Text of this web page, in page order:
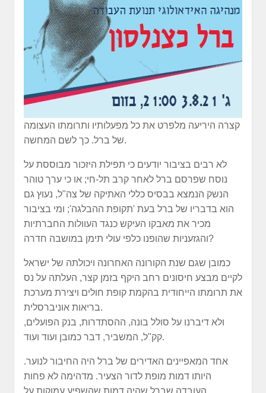
קצרה היריעה מלפרט את כל מפעלותיו ותרומתו העצומה
של ברל. כך לשם המחשה.
לא רבים בציבור יודעים כי תפילת היזכור מבוססת על
נוסח שפרסם ברל לאחר קרב תל-חי; או כי ערך טוהר
הנשק הנמצא בבסיס כללי האתיקה של צה"ל, נעוץ גם
הוא בדבריו של ברל בעת 'תקופת ההבלגה'; ומי בציבור
מכיר את מאבקו העיקש כנגד העוולות החברתיות
והגזעניות שהופנו כלפי עולי תימן במושבה חדרה?
כמובן שגם שנת הקורונה האחרונה ויכולתה של ישראל
לקיים מבצע חיסונים רחב היקף בזמן קצר, העלתה על נס
את תרומתו הייחודית בהקמת קופת חולים ויצירת מערכת
בריאות אוניברסלית.
ולא דיברנו על סולל בונה, ההסתדרות, בנק הפועלים,
קק"ל, המשביר, דבר כמובן ועוד ועוד.
אחד המאפיינים האדירים של ברל היה החיבור לנוער.
היותו דמות מופת לדור הצעיר. מדהימה לא פחות
העובדה שברל שהיה דמות שהשפיע עמוקות על